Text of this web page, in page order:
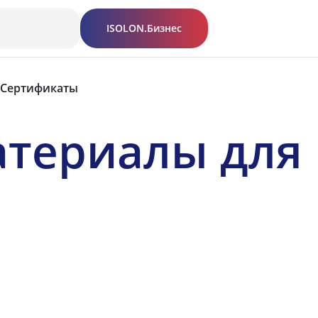
ISOLON.Бизнес
Сертификаты
для